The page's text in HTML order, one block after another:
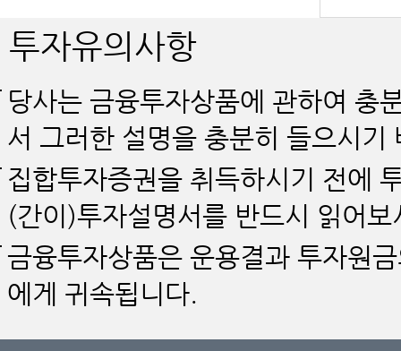
투자유의사항
당사는 금융투자상품에 관하여 충
서 그러한 설명을 충분히 들으시기
집합투자증권을 취득하시기 전에
(간이)투자설명서를 반드시 읽어
금융투자상품은 운용결과 투자원
에게 귀속됩니다.